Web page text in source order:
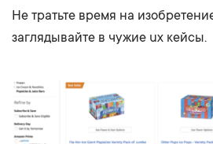
Не тратьте время на
заглядывайте в чужие ux кейсы.